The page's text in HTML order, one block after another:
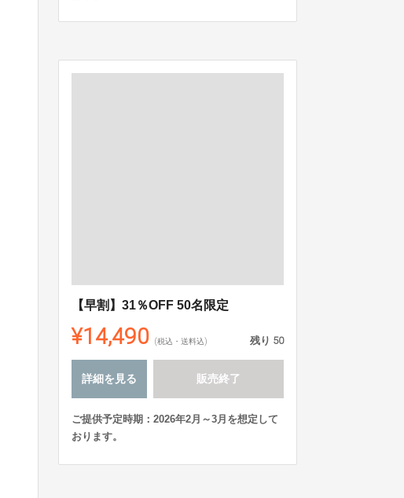
【早割】31％OFF 50名限定
¥14,490 (税込・送料込) 残り 50
詳細を見る 販売終了
ご提供予定時期：2026年2月～3月を想定して
おります。